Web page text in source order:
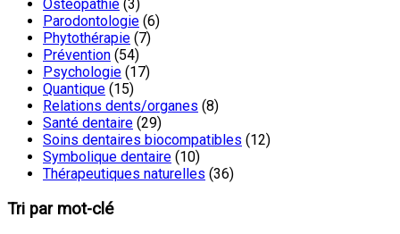
Ostéopathie (3)
Parodontologie (6)
Phytothérapie (7)
Prévention (54)
Psychologie (17)
Quantique (15)
Relations dents/organes (8)
Santé dentaire (29)
Soins dentaires biocompatibles (12)
Symbolique dentaire (10)
Thérapeutiques naturelles (36)
Tri par mot-clé